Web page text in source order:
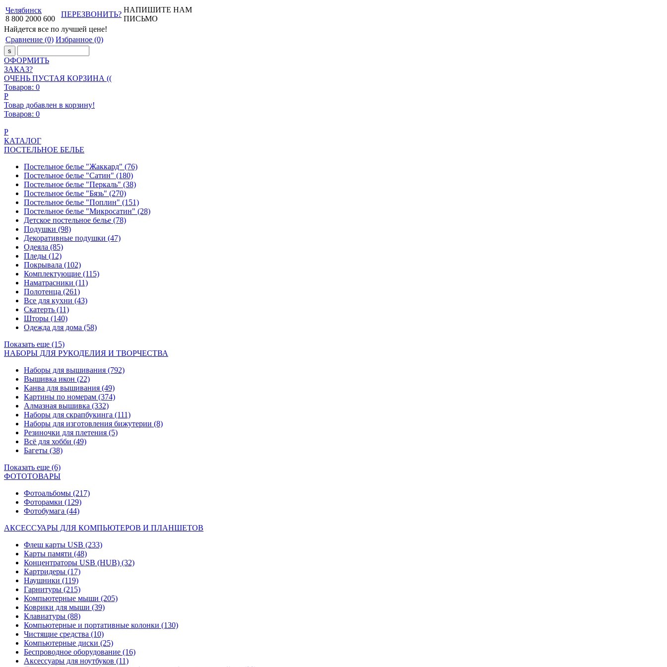
Челябинск
8 800 2000 600
ПЕРЕЗВОНИТЬ?
НАПИШИТЕ НАМ
ПИСЬМО
Найдется все по лучшей цене!
Сравнение (0) Избранное (0)
ОФОРМИТЬ
ЗАКАЗ?
ОЧЕНЬ ПУСТАЯ КОРЗИНА ((
Товаров: 0
Р
Товар добавлен в корзину!
Товаров: 0
Р
КАТАЛОГ
ПОСТЕЛЬНОЕ БЕЛЬЕ
Постельное белье "Жаккард" (76)
Постельное белье "Сатин" (180)
Постельное белье "Перкаль" (38)
Постельное белье "Бязь" (270)
Постельное белье "Поплин" (151)
Постельное белье "Микросатин" (28)
Детское постельное белье (78)
Подушки (98)
Декоративные подушки (47)
Одеяла (85)
Пледы (12)
Покрывала (102)
Комплектующие (115)
Наматрасники (11)
Полотенца (261)
Все для кухни (43)
Скатерть (11)
Шторы (140)
Одежда для дома (58)
Показать еще (15)
НАБОРЫ ДЛЯ РУКОДЕЛИЯ И ТВОРЧЕСТВА
Наборы для вышивания (792)
Вышивка икон (22)
Канва для вышивания (49)
Картины по номерам (374)
Алмазная вышивка (332)
Наборы для скрапбукинга (111)
Наборы для изготовления бижутерии (8)
Резиночки для плетения (5)
Всё для хобби (49)
Багеты (38)
Показать еще (6)
ФОТОТОВАРЫ
Фотоальбомы (217)
Фоторамки (129)
Фотобумага (44)
АКСЕССУАРЫ ДЛЯ КОМПЬЮТЕРОВ И ПЛАНШЕТОВ
Флеш карты USB (233)
Карты памяти (48)
Концентраторы USB (HUB) (32)
Картридеры (17)
Наушники (119)
Гарнитуры (215)
Компьютерные мыши (205)
Коврики для мыши (39)
Клавиатуры (88)
Компьютерные и портативные колонки (130)
Чистящие средства (10)
Компьютерные диски (25)
Беспроводное оборудование (16)
Аксессуары для ноутбуков (11)